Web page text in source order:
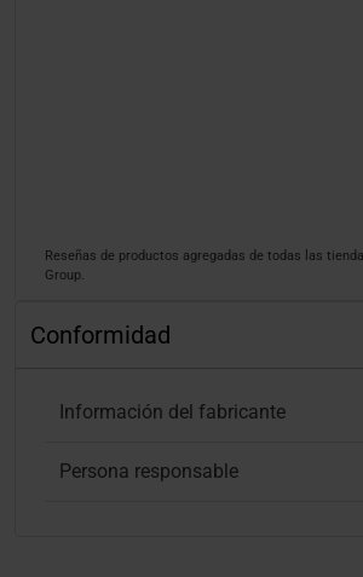
Reseñas de productos agregadas de todas las
Group.
Conformidad
Información del fabricante
Persona responsable